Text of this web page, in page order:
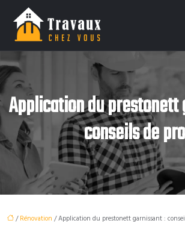
Application du prestonett
conseils de pro
/Rénovation / Application du prestonett garnissant :